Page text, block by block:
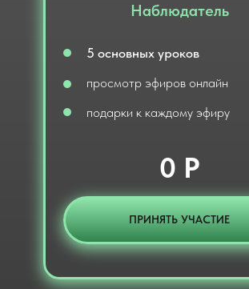
Наблюдатель
5 основных уроков
просмотр эфиров онлайн
подарки к каждому эфиру
0 Р
ПРИНЯТЬ УЧАСТИЕ